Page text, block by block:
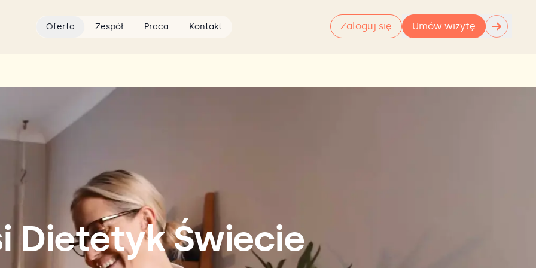
Oferta Zespół Praca Kontakt Zaloguj się Umów wizytę →
Dietetyk Świecie